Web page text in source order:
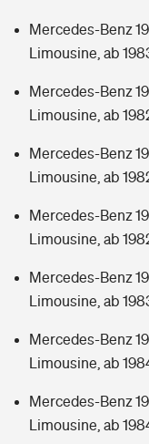
Mercedes-Benz
Limousine, ab
Mercedes-Benz
Limousine, ab
Mercedes-Benz
Limousine, ab
Mercedes-Benz
Limousine, ab
Mercedes-Benz
Limousine, ab
Mercedes-Benz
Limousine, ab
Mercedes-Benz
Limousine, ab